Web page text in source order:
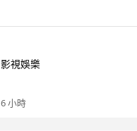
影視娛樂
6 小時